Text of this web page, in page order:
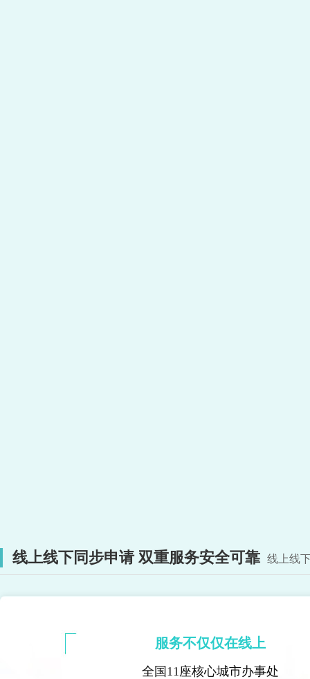
线上线下同步申请 双重服务安全可靠 线上线
服务不仅仅在线上
全国11座核心城市办事处